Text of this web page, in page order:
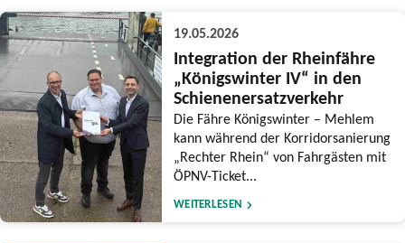
19.05.2026
Integration der Rheinfähre
„Königswinter IV“ in den
Schienenersatzverkehr
Die Fähre Königswinter – Mehlem
kann während der Korridorsanierung
„Rechter Rhein“ von Fahrgästen mit
ÖPNV-Ticket...
WEITERLESEN